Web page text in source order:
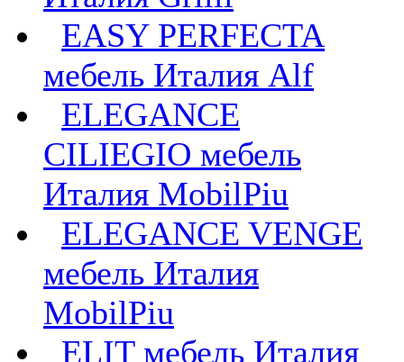
EASY PERFECTA
мебель Италия Alf
ELEGANCE
CILIEGIO мебель
Италия MobilPiu
ELEGANCE VENGE
мебель Италия
MobilPiu
ELIT мебель Италия